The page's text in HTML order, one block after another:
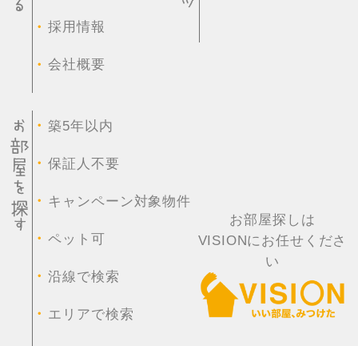
・採用情報
・会社概要
・築5年以内
・保証人不要
・ キャンペーン対象物件
・ペット可
・沿線で検索
・ エリアで検索
お部屋探しは
VISIONにお任せくださ
い